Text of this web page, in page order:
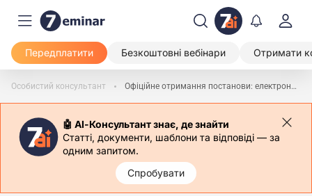
Передплатити Безкоштовні вебінари Отримати
Особистий консультант Офіційне отримання постанови: електронний документ чи паперовий лист
🤖 АІ-Консультант знає, де знайти
Статті, документи, шаблони та відповіді — за
одним запитом.
Спробувати